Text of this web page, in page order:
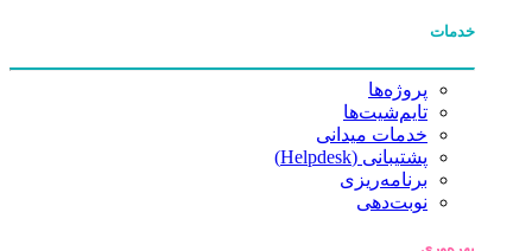
خدمات
پروژه‌ها
تایم‌شیت‌ها
خدمات میدانی
پشتیبانی (Helpdesk)
برنامه‌ریزی
نوبت‌دهی